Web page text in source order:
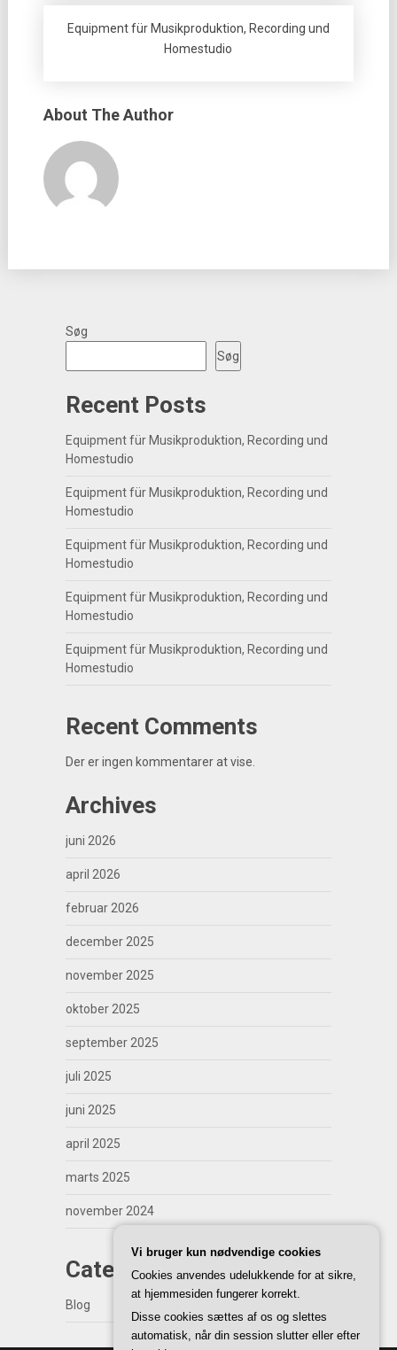
Equipment für Musikproduktion, Recording und
Homestudio
About The Author
Søg
Søg
Recent Posts
Equipment für Musikproduktion, Recording und
Homestudio
Equipment für Musikproduktion, Recording und
Homestudio
Equipment für Musikproduktion, Recording und
Homestudio
Equipment für Musikproduktion, Recording und
Homestudio
Equipment für Musikproduktion, Recording und
Homestudio
Recent Comments
Der er ingen kommentarer at vise.
Archives
juni 2026
april 2026
februar 2026
december 2025
november 2025
oktober 2025
september 2025
juli 2025
juni 2025
april 2025
marts 2025
november 2024
Categories
Blog
Vi bruger kun nødvendige cookies
Cookies anvendes udelukkende for at sikre,
at hjemmesiden fungerer korrekt.
Disse cookies sættes af os og slettes
automatisk, når din session slutter eller efter